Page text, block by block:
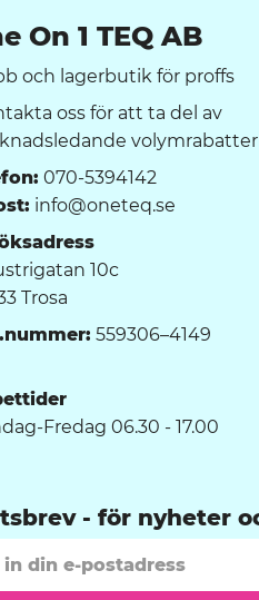
On 1 TEQ AB
och lagerbutik för proffs
oss för att ta del av
volymrabatter
070-5394142
info@oneteq.se
10c
Trosa
559306–4149
Fredag 06.30 - 17.00